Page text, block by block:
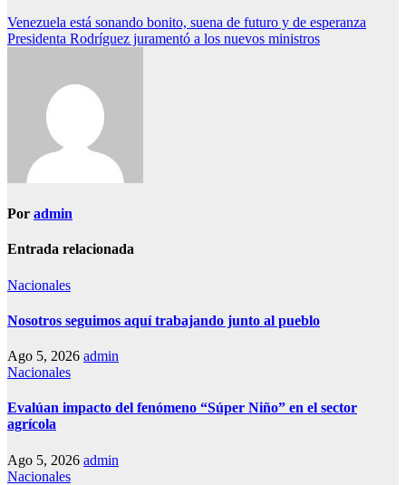
Navegación
de
Venezuela está sonando bonito, suena de futuro y de esperanza
Presidenta Rodríguez juramentó a los nuevos ministros
Por admin
Entrada relacionada
Nacionales
Nosotros seguimos aquí trabajando junto al pueblo
Ago 5, 2026 admin
Nacionales
Evalúan impacto del fenómeno “Súper Niño” en el sector
agrícola
Ago 5, 2026 admin
Nacionales